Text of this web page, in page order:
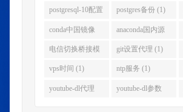
postgresql-10配置
(1)
postgres备份 (1)
conda中国镜像
(1)
anaconda国内源
(1)
电信切换桥接模
式 (1)
git设置代理 (1)
vps时间 (1) ntp服务 (1)
youtube-dl代理 youtube-dl参数